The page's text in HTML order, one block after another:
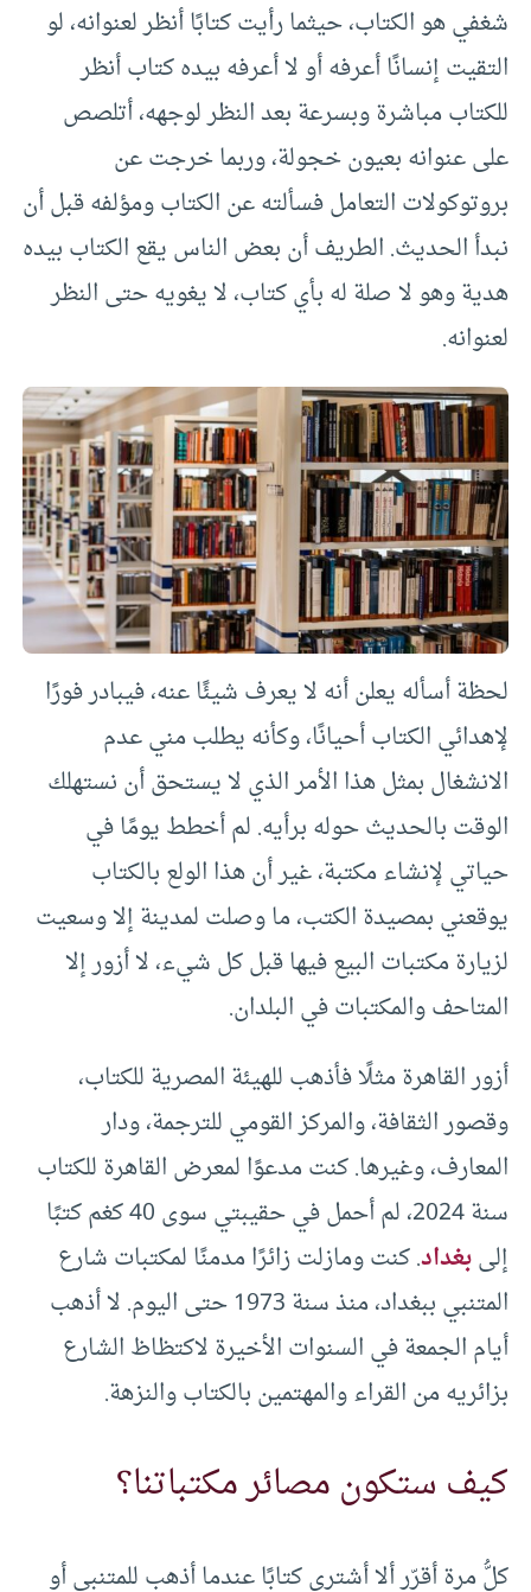
شغفي هو الكتاب، حيثما رأيت كتابًا أنظر لعنوانه، لو
التقيت إنسانًا أعرفه أو لا أعرفه بيده كتاب أنظر
للكتاب مباشرة وبسرعة بعد النظر لوجهه، أتلصص
على عنوانه بعيون خجولة، وربما خرجت عن
بروتوكولات التعامل فسألته عن الكتاب ومؤلفه قبل أن
نبدأ الحديث. الطريف أن بعض الناس يقع الكتاب بيده
هدية وهو لا صلة له بأي كتاب، لا يغويه حتى النظر
لعنوانه.
لحظة أسأله يعلن أنه لا يعرف شيئًا عنه، فيبادر فورًا
لإهدائي الكتاب أحيانًا، وكأنه يطلب مني عدم
الانشغال بمثل هذا الأمر الذي لا يستحق أن نستهلك
الوقت بالحديث حوله برأيه. لم أخطط يومًا في
حياتي لإنشاء مكتبة، غير أن هذا الولع بالكتاب
يوقعني بمصيدة الكتب، ما وصلت لمدينة إلا وسعيت
لزيارة مكتبات البيع فيها قبل كل شيء، لا أزور إلا
المتاحف والمكتبات في البلدان.
أزور القاهرة مثلًا فأذهب للهيئة المصرية للكتاب،
وقصور الثقافة، والمركز القومي للترجمة، ودار
المعارف، وغيرها. كنت مدعوًا لمعرض القاهرة للكتاب
سنة 2024، لم أحمل في حقيبتي سوى 40 كغم كتبًا
إلىبغداد. كنت ومازلت زائرًا مدمنًا لمكتبات شارع
المتنبي ببغداد، منذ سنة 1973 حتى اليوم. لا أذهب
أيام الجمعة في السنوات الأخيرة لاكتظاظ الشارع
بزائريه من القراء والمهتمين بالكتاب والنزهة.
كيف ستكون مصائر مكتباتنا؟
كلُّ مرة أقرّر ألا أشتري كتابًا عندما أذهب للمتنبي أو